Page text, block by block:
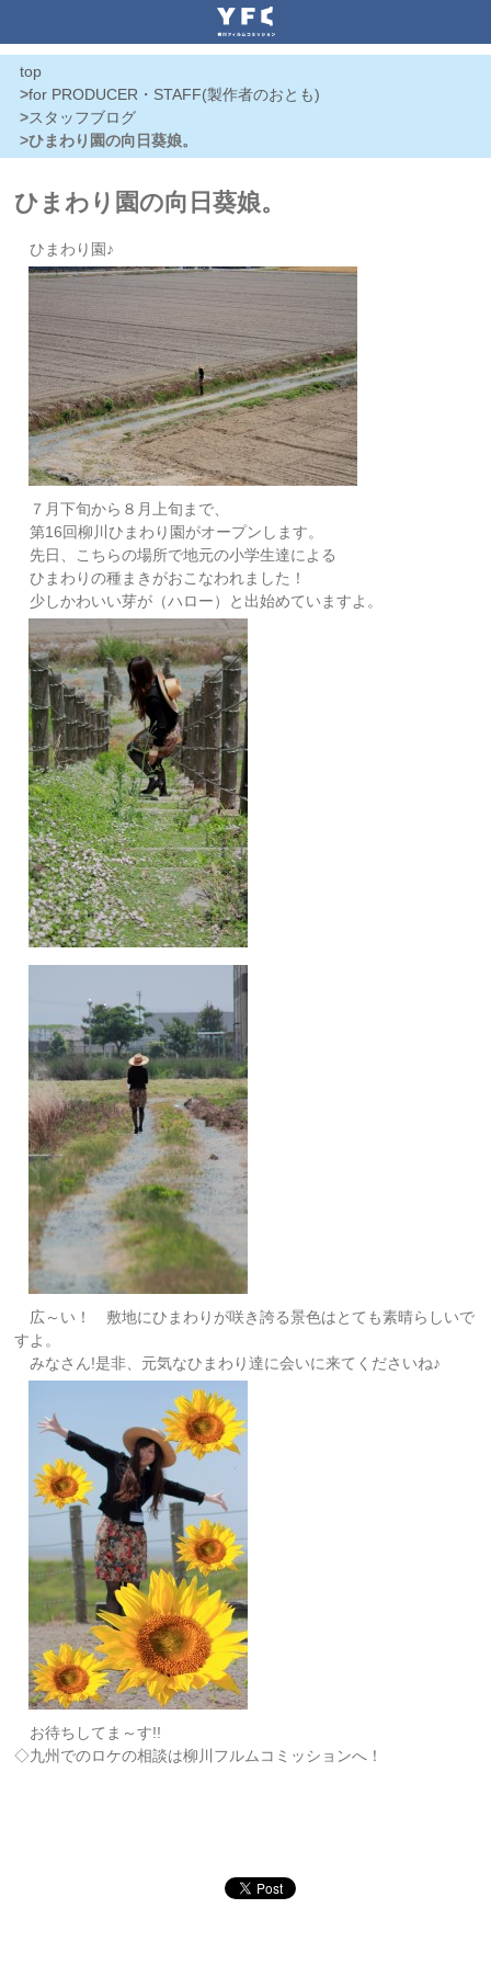
top
>for PRODUCER・STAFF(製作者のおとも)
>スタッフブログ
>ひまわり園の向日葵娘。
ひまわり園の向日葵娘。
ひまわり園♪
７月下旬から８月上旬まで、
第16回柳川ひまわり園がオープンします。
先日、こちらの場所で地元の小学生達による
ひまわりの種まきがおこなわれました！
少しかわいい芽が（ハロー）と出始めていますよ。
広～い！ 敷地にひまわりが咲き誇る景色はとても素晴らしいで
すよ。
みなさん!是非、元気なひまわり達に会いに来てくださいね♪
お待ちしてま～す!!
◇九州でのロケの相談は柳川フルムコミッションへ！